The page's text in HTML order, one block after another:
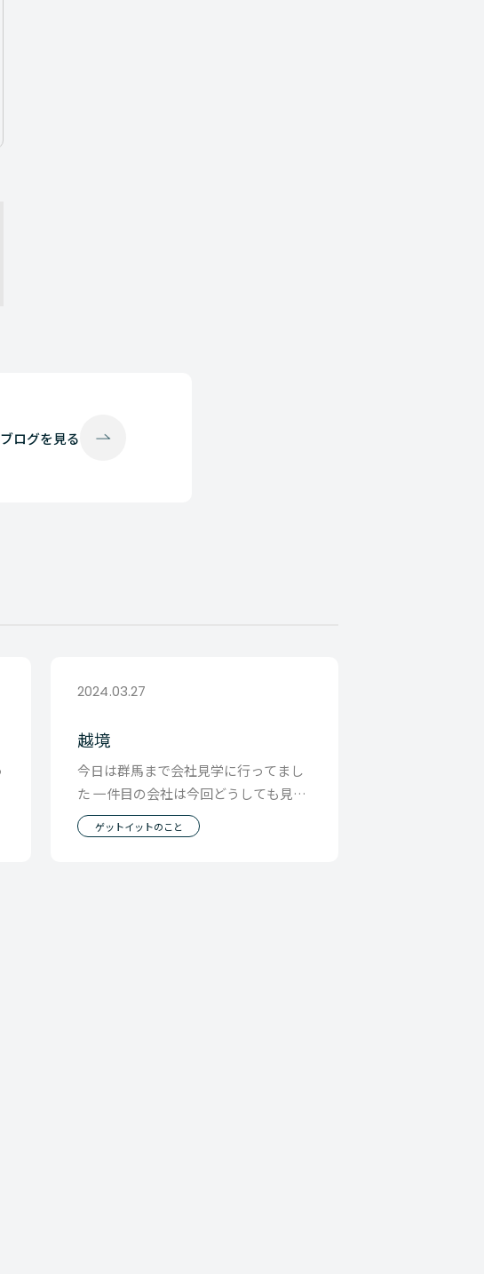
ブログを見る
2024.03.27
越境
今日は群馬まで会社見学に行ってまし
た 一件目の会社は今回どうしても見た
かった 産業廃棄物業界の優良企業 二件
目は伊香保の
ゲットイットのこと